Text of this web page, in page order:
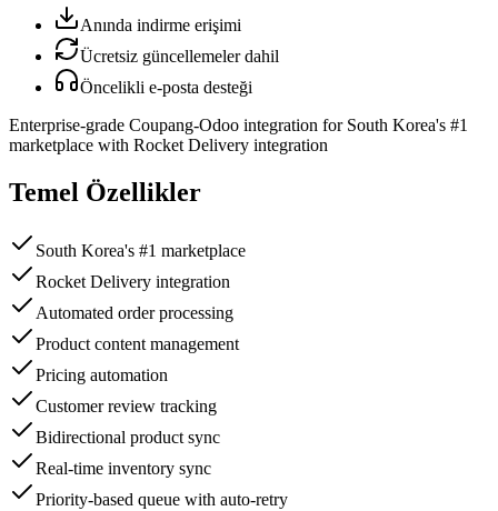
Anında indirme erişimi
Ücretsiz güncellemeler dahil
Öncelikli e-posta desteği
Enterprise-grade Coupang-Odoo integration for South Korea's #1
marketplace with Rocket Delivery integration
Temel Özellikler
South Korea's #1 marketplace
Rocket Delivery integration
Automated order processing
Product content management
Pricing automation
Customer review tracking
Bidirectional product sync
Real-time inventory sync
Priority-based queue with auto-retry